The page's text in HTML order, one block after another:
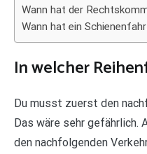
Wann hat der
Wann hat ein
In welcher
Du musst zuerst den
Das wäre sehr
den nachfolgenden